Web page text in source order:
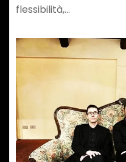
flessibilità,…